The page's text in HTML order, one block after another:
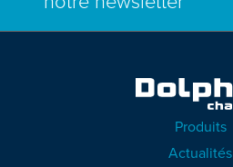
Produits
Actualités